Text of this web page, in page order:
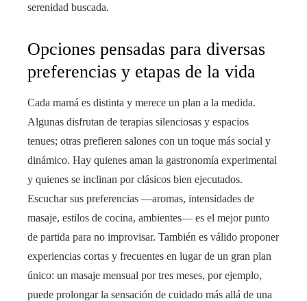
serenidad buscada.
Opciones pensadas para diversas
preferencias y etapas de la vida
Cada mamá es distinta y merece un plan a la medida.
Algunas disfrutan de terapias silenciosas y espacios
tenues; otras prefieren salones con un toque más social y
dinámico. Hay quienes aman la gastronomía experimental
y quienes se inclinan por clásicos bien ejecutados.
Escuchar sus preferencias —aromas, intensidades de
masaje, estilos de cocina, ambientes— es el mejor punto
de partida para no improvisar. También es válido proponer
experiencias cortas y frecuentes en lugar de un gran plan
único: un masaje mensual por tres meses, por ejemplo,
puede prolongar la sensación de cuidado más allá de una